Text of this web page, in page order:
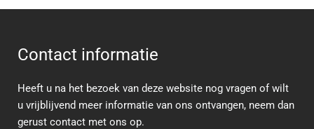
Contact informatie
Heeft u na het bezoek van deze website nog vragen of wilt
u vrijblijvend meer informatie van ons ontvangen, neem dan
gerust contact met ons op.